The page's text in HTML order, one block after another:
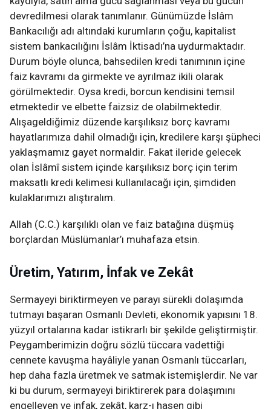
devredilmesi olarak tanımlanır. Günümüzde İslâm
Bankacılığı adı altındaki kurumların çoğu, kapitalist
sistem bankacılığını İslâm İktisadı’na uydurmaktadır.
Durum böyle olunca, bahsedilen kredi tanımının içine
faiz kavramı da girmekte ve ayrılmaz ikili olarak
görülmektedir. Oysa kredi, borcun kendisini temsil
etmektedir ve elbette faizsiz de olabilmektedir.
Alışageldiğimiz düzende karşılıksız borç kavramı
hayatlarımıza dahil olmadığı için, kredilere karşı şüpheci
yaklaşmamız gayet normaldir. Fakat ileride gelecek
olan İslâmî sistem içinde karşılıksız borç için terim
maksatlı kredi kelimesi kullanılacağı için, şimdiden
kulaklarımızı alıştıralım.
Allah (C.C.) karşılıklı olan ve faiz batağına düşmüş
borçlardan Müslümanlar’ı muhafaza etsin.
Üretim, Yatırım, İnfak ve Zekât
Sermayeyi biriktirmeyen ve parayı sürekli dolaşımda
tutmayı başaran Osmanlı Devleti, ekonomik yapısını 18.
yüzyıl ortalarına kadar istikrarlı bir şekilde geliştirmiştir.
Peygamberimizin doğru sözlü tüccara vadettiği
cennete kavuşma hayâliyle yanan Osmanlı tüccarları,
hep daha fazla üretmek ve satmak istemişlerdir. Ne var
ki bu durum, sermayeyi biriktirerek para dolaşımını
engelleyen ve infak, zekât, karz-ı hasen gibi